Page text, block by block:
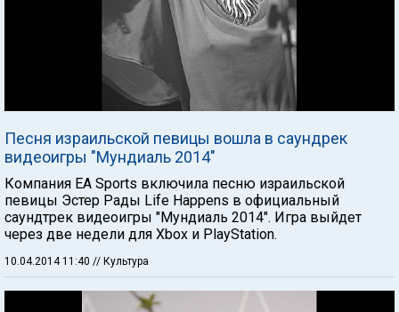
Песня израильской певицы вошла в саундрек
видеоигры "Мундиаль 2014"
Компания EA Sports включила песню израильской
певицы Эстер Рады Life Happens в официальный
саундтрек видеоигры "Мундиаль 2014". Игра выйдет
через две недели для Xbox и PlayStation.
10.04.2014 11:40 // Культура